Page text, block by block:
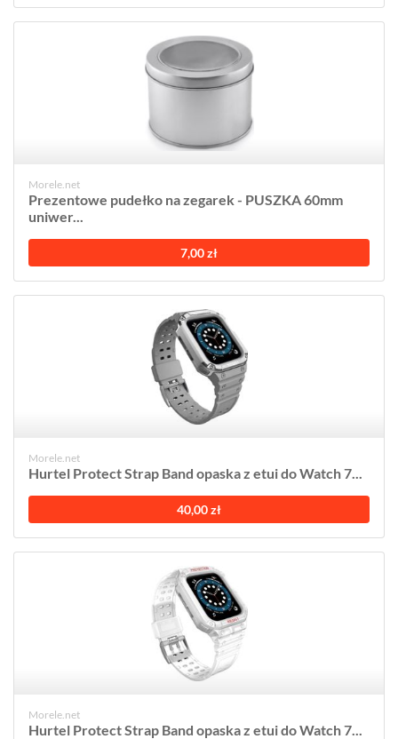
Morele.net
Prezentowe pudełko na zegarek - PUSZKA 60mm
uniwer...
7,00 zł
Morele.net
Hurtel Protect Strap Band opaska z etui do Watch 7...
40,00 zł
Morele.net
Hurtel Protect Strap Band opaska z etui do Watch 7...